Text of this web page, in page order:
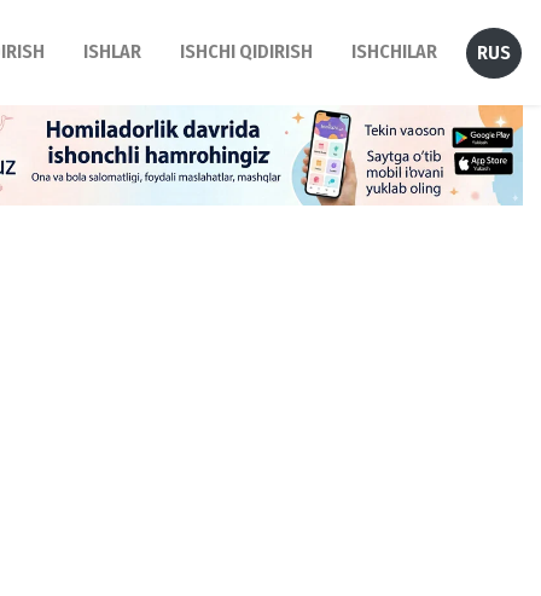
ISHLAR ISHCHI QIDIRISH ISHCHILAR RUS